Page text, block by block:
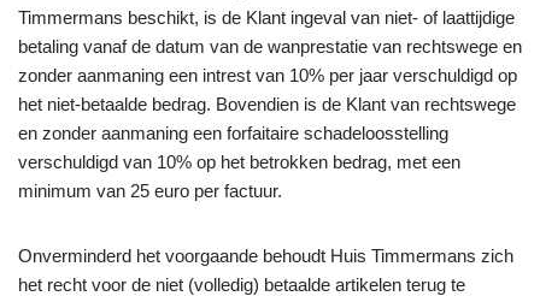
Timmermans beschikt, is de Klant ingeval van niet- of laattijdige
betaling vanaf de datum van de wanprestatie van rechtswege en
zonder aanmaning een intrest van 10% per jaar verschuldigd op
het niet-betaalde bedrag. Bovendien is de Klant van rechtswege
en zonder aanmaning een forfaitaire schadeloosstelling
verschuldigd van 10% op het betrokken bedrag, met een
minimum van 25 euro per factuur.
Onverminderd het voorgaande behoudt Huis Timmermans zich
het recht voor de niet (volledig) betaalde artikelen terug te